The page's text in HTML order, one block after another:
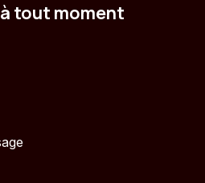
tout moment